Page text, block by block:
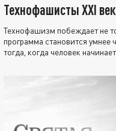
Технофашисты XXI
Технофашизм побеждает не
программа становится умнее
тогда, когда человек